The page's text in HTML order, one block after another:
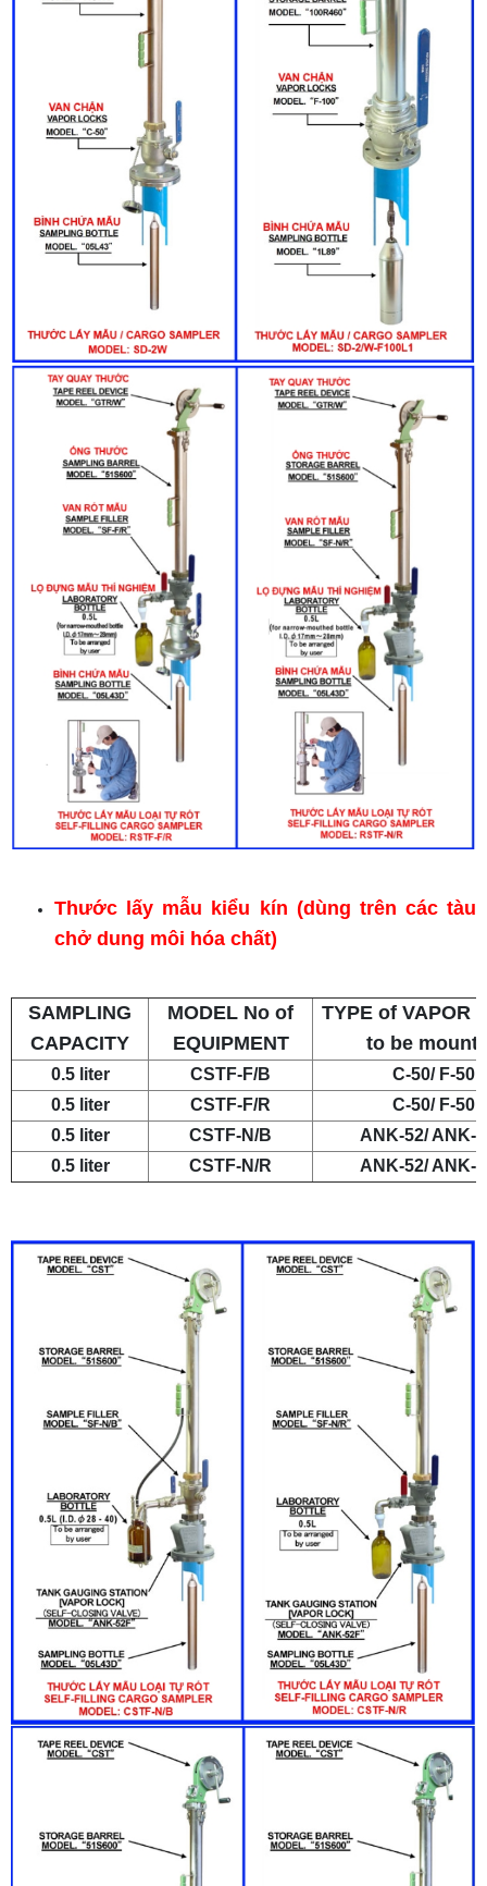
Thước lấy mẫu kiểu kín (dùng trên các tàu
chở dung môi hóa chất)
SAMPLING
CAPACITY
MODEL No of
EQUIPMENT
TYPE of VAPOR
to be
0.5 liter CSTF-F/B
C-50/ F-50
0.5 liter
CSTF-F/R
C-50/ F-50
0.5 liter
CSTF-N/B
ANK-52/ ANK-
0.5 liter
CSTF-N/R ANK-52/ ANK-